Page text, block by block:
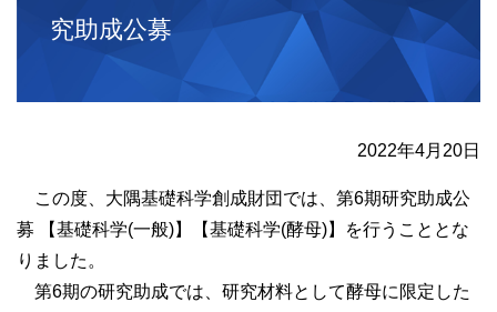
究助成公募
2022年4月20日
この度、大隅基礎科学創成財団では、第6期研究助成公
募 【基礎科学(一般)】【基礎科学(酵母)】を行うこととな
りました。
第6期の研究助成では、研究材料として酵母に限定した